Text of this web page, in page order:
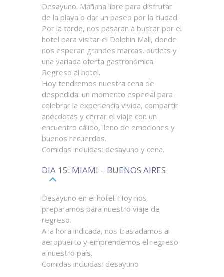
Desayuno. Mañana libre para disfrutar
de la playa o dar un paseo por la ciudad.
Por la tarde, nos pasaran a buscar por el
hotel para visitar el Dolphin Mall, donde
nos esperan grandes marcas, outlets y
una variada oferta gastronómica.
Regreso al hotel.
Hoy tendremos nuestra cena de
despedida: un momento especial para
celebrar la experiencia vivida, compartir
anécdotas y cerrar el viaje con un
encuentro cálido, lleno de emociones y
buenos recuerdos.
Comidas incluidas: desayuno y cena.
DIA 15: MIAMI – BUENOS AIRES
Desayuno en el hotel. Hoy nos
preparamos para nuestro viaje de
regreso.
A la hora indicada, nos trasladamos al
aeropuerto y emprendemos el regreso
a nuestro país.
Comidas incluidas: desayuno